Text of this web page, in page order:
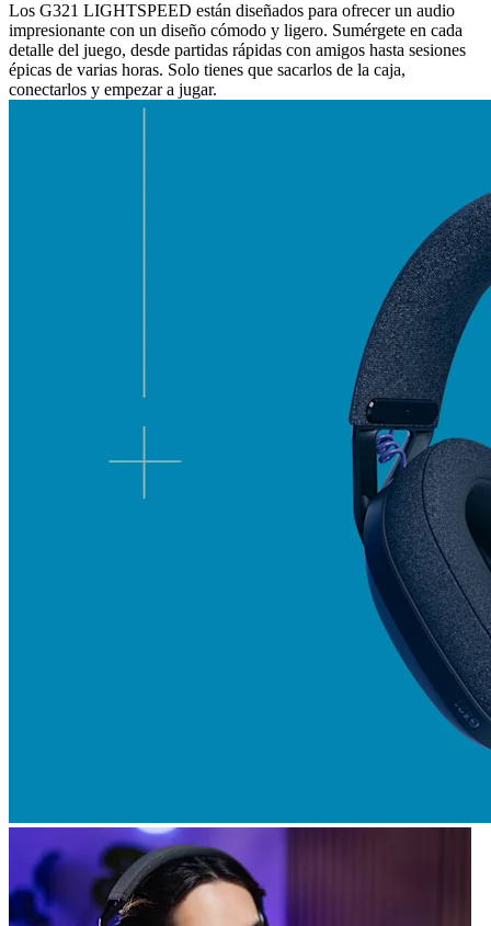
Los G321 LIGHTSPEED están diseñados para ofrecer un audio
impresionante con un diseño cómodo y ligero. Sumérgete en cada
detalle del juego, desde partidas rápidas con amigos hasta sesiones
épicas de varias horas. Solo tienes que sacarlos de la caja,
conectarlos y empezar a jugar.